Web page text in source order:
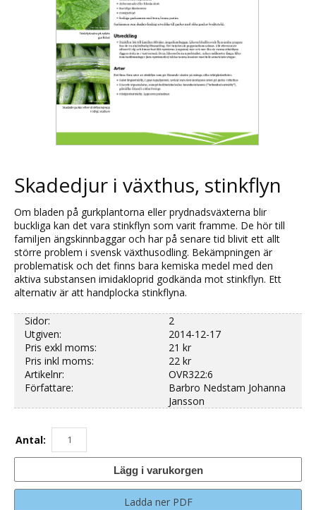
Skadedjur i växthus, stinkflyn
Om bladen på gurkplantorna eller prydnadsväxterna blir
buckliga kan det vara stinkflyn som varit framme. De hör till
familjen ängskinnbaggar och har på senare tid blivit ett allt
större problem i svensk växthusodling. Bekämpningen är
problematisk och det finns bara kemiska medel med den
aktiva substansen imidakloprid godkända mot stinkflyn. Ett
alternativ är att handplocka stinkflyna.
Antal:
Lägg i varukorgen
Ladda ner PDF
Sidor:
2
Utgiven:
2014-12-17
Pris exkl moms:
21 kr
Pris inkl moms:
22 kr
Artikelnr:
OVR322:6
Författare:
Barbro Nedstam Johanna
Jansson